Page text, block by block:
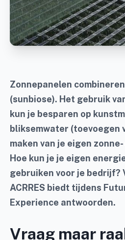
Zonnepanelen
(sunbiose). Het gebruik
kun je besparen op
bliksemwater (toevoegen
maken van je eigen
Hoe kun je je eigen
gebruiken voor je bedrijf?
ACRRES biedt tijdens
Experience antwoorden.
Vraag maar